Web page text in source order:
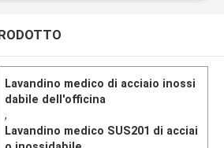
Lavandino medico di acciaio inossi
dabile dell'officina
,
Lavandino medico SUS201 di acciai